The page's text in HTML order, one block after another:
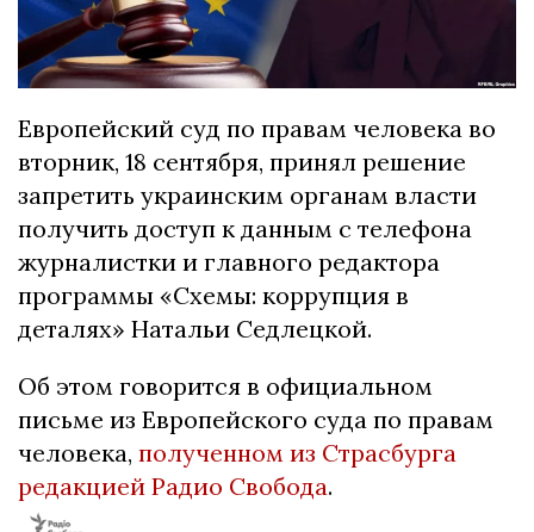
Европейский суд по правам человека во
вторник, 18 сентября, принял решение
запретить украинским органам власти
получить доступ к данным с телефона
журналистки и главного редактора
программы «Схемы: коррупция в
деталях» Натальи Седлецкой.
Об этом говорится в официальном
письме из Европейского суда по правам
человека, полученном из Страсбурга
редакцией Радио Свобода.